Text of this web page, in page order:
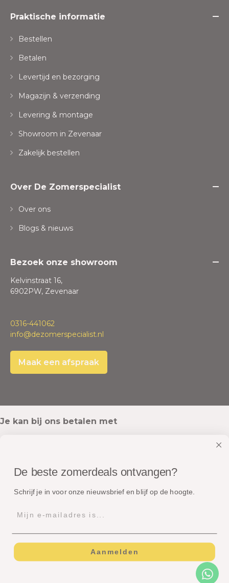
Praktische informatie
Bestellen
Betalen
Levertijd en bezorging
Magazijn & verzending
Levering & montage
Showroom in Zevenaar
Zakelijk bestellen
Over De Zomerspecialist
Over ons
Blogs & nieuws
Bezoek onze showroom
Kelvinstraat 16,
6902PW, Zevenaar
0316-441062
info@dezomerspecialist.nl
Maak een afspraak
Je kan bij ons betalen met
Onze pakketten worden verstuurd met
© Copyright - Dé Zomerspecialist B.V.
De beste zomerdeals ontvangen?
Schrijf je in voor onze nieuwsbrief en blijf op de hoogte.
Aanmelden